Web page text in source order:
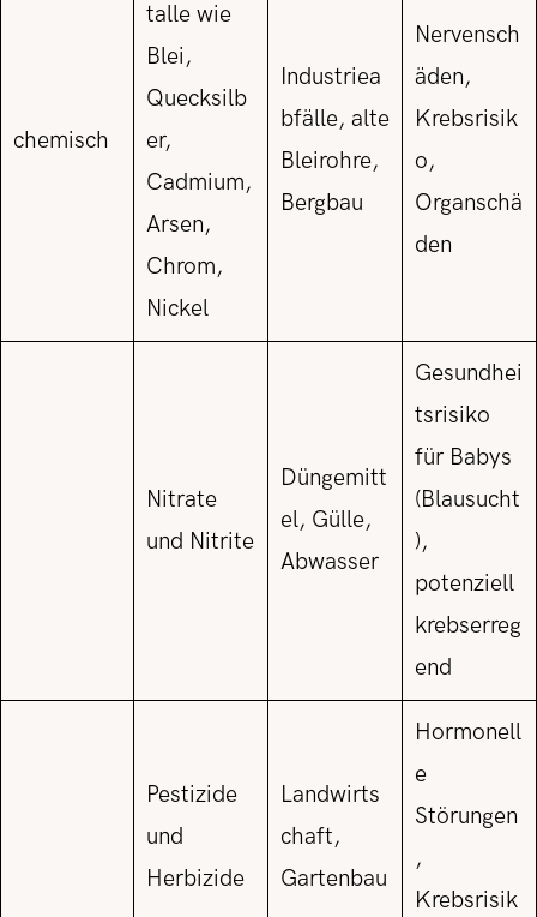
chemisch
talle wie
Blei,
Quecksilb
er,
Cadmium,
Arsen,
Chrom,
Nickel
Industriea
bfälle, alte
Bleirohre,
Bergbau
Nervensch
äden,
Krebsrisik
o,
Organschä
den
Nitrate
und Nitrite
Düngemitt
el, Gülle,
Abwasser
Gesundhei
tsrisiko
für Babys
(Blausucht
),
potenziell
krebserreg
end
Pestizide
und
Herbizide
Landwirts
chaft,
Gartenbau
Hormonell
e
Störungen
,
Krebsrisik